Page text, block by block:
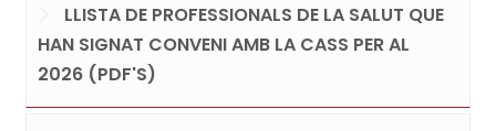
LLISTA DE PROFESSIONALS DE LA SALUT QUE
HAN SIGNAT CONVENI AMB LA CASS PER AL
2026 (PDF'S)